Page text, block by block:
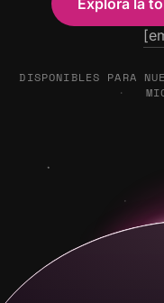
Explora la
DISPONIBLES PARA